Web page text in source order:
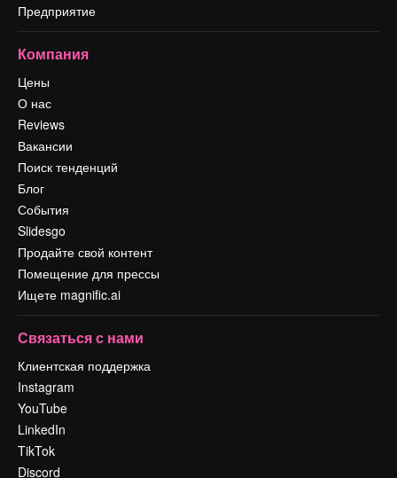
Предприятие
Компания
Цены
О нас
Reviews
Вакансии
Поиск тенденций
Блог
События
Slidesgo
Продайте свой контент
Помещение для прессы
Ищете magnific.ai
Связаться с нами
Клиентская поддержка
Instagram
YouTube
LinkedIn
TikTok
Discord